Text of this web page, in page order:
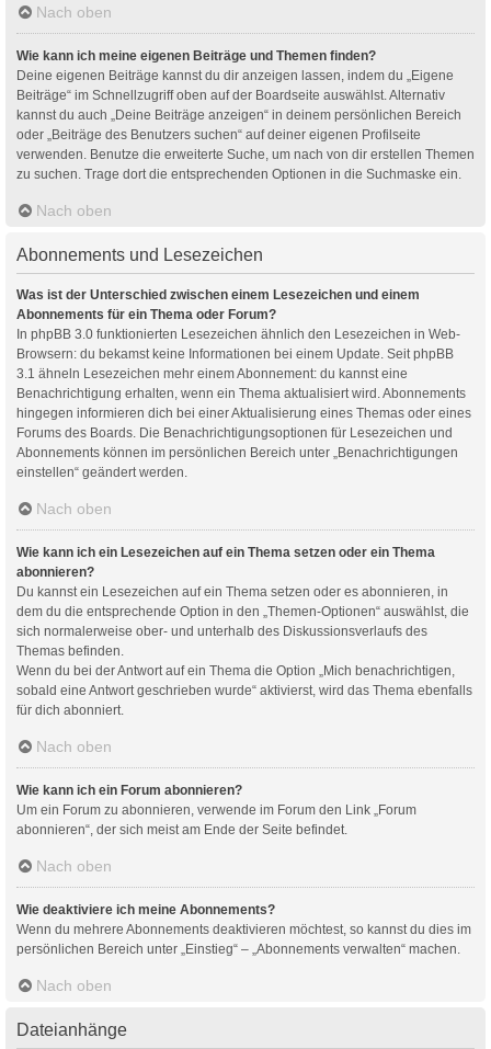
Nach oben
Wie kann ich meine eigenen Beiträge und Themen finden?
Deine eigenen Beiträge kannst du dir anzeigen lassen, indem du „Eigene
Beiträge“ im Schnellzugriff oben auf der Boardseite auswählst. Alternativ
kannst du auch „Deine Beiträge anzeigen“ in deinem persönlichen Bereich
oder „Beiträge des Benutzers suchen“ auf deiner eigenen Profilseite
verwenden. Benutze die erweiterte Suche, um nach von dir erstellen Themen
zu suchen. Trage dort die entsprechenden Optionen in die Suchmaske ein.
Nach oben
Abonnements und Lesezeichen
Was ist der Unterschied zwischen einem Lesezeichen und einem
Abonnements für ein Thema oder Forum?
In phpBB 3.0 funktionierten Lesezeichen ähnlich den Lesezeichen in Web-
Browsern: du bekamst keine Informationen bei einem Update. Seit phpBB
3.1 ähneln Lesezeichen mehr einem Abonnement: du kannst eine
Benachrichtigung erhalten, wenn ein Thema aktualisiert wird. Abonnements
hingegen informieren dich bei einer Aktualisierung eines Themas oder eines
Forums des Boards. Die Benachrichtigungsoptionen für Lesezeichen und
Abonnements können im persönlichen Bereich unter „Benachrichtigungen
einstellen“ geändert werden.
Nach oben
Wie kann ich ein Lesezeichen auf ein Thema setzen oder ein Thema
abonnieren?
Du kannst ein Lesezeichen auf ein Thema setzen oder es abonnieren, in
dem du die entsprechende Option in den „Themen-Optionen“ auswählst, die
sich normalerweise ober- und unterhalb des Diskussionsverlaufs des
Themas befinden.
Wenn du bei der Antwort auf ein Thema die Option „Mich benachrichtigen,
sobald eine Antwort geschrieben wurde“ aktivierst, wird das Thema ebenfalls
für dich abonniert.
Nach oben
Wie kann ich ein Forum abonnieren?
Um ein Forum zu abonnieren, verwende im Forum den Link „Forum
abonnieren“, der sich meist am Ende der Seite befindet.
Nach oben
Wie deaktiviere ich meine Abonnements?
Wenn du mehrere Abonnements deaktivieren möchtest, so kannst du dies im
persönlichen Bereich unter „Einstieg“ – „Abonnements verwalten“ machen.
Nach oben
Dateianhänge